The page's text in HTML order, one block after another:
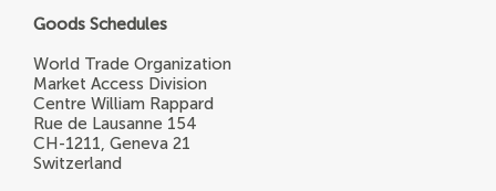
Goods Schedules
World Trade Organization
Market Access Division
Centre William Rappard
Rue de Lausanne 154
CH-1211, Geneva 21
Switzerland